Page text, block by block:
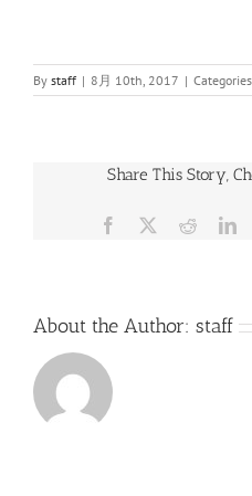
By staff | 8月 10th, 2017 |
Share This Story,
Facebook
TwitterReddit
About the Author: staff